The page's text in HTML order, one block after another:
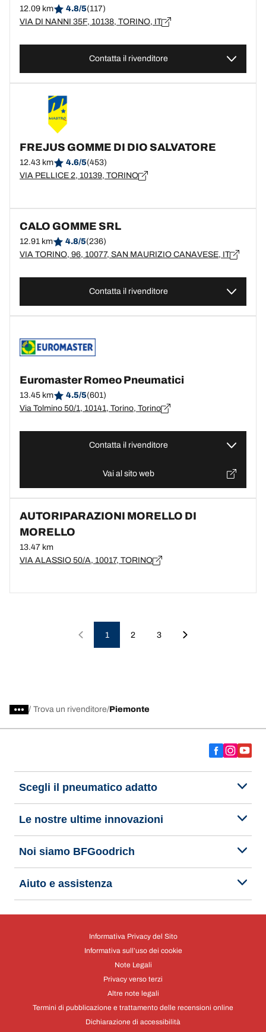
12.09 km 4.8/5(117)
VIA DI NANNI 35F, 10138, TORINO, IT
Contatta il rivenditore
FREJUS GOMME DI DIO SALVATORE
12.43 km 4.6/5(453)
VIA PELLICE 2, 10139, TORINO
CALO GOMME SRL
12.91 km 4.8/5(236)
VIA TORINO, 96, 10077, SAN MAURIZIO CANAVESE, IT
Contatta il rivenditore
Euromaster Romeo Pneumatici
13.45 km 4.5/5(601)
Via Tolmino 50/1, 10141, Torino, Torino
Contatta il rivenditore
Vai al sito web
AUTORIPARAZIONI MORELLO DI
MORELLO
13.47 km
VIA ALASSIO 50/A, 10017, TORINO
1 2 3
/ Trova un rivenditore Piemonte
Scegli il pneumatico adatto
Le nostre ultime innovazioni
Noi siamo BFGoodrich
Aiuto e assistenza
Informativa Privacy del Sito
Informativa sull’uso dei cookie
Note Legali
Privacy verso terzi
Altre note legali
Termini di pubblicazione e trattamento delle recensioni online
Dichiarazione di accessibilità